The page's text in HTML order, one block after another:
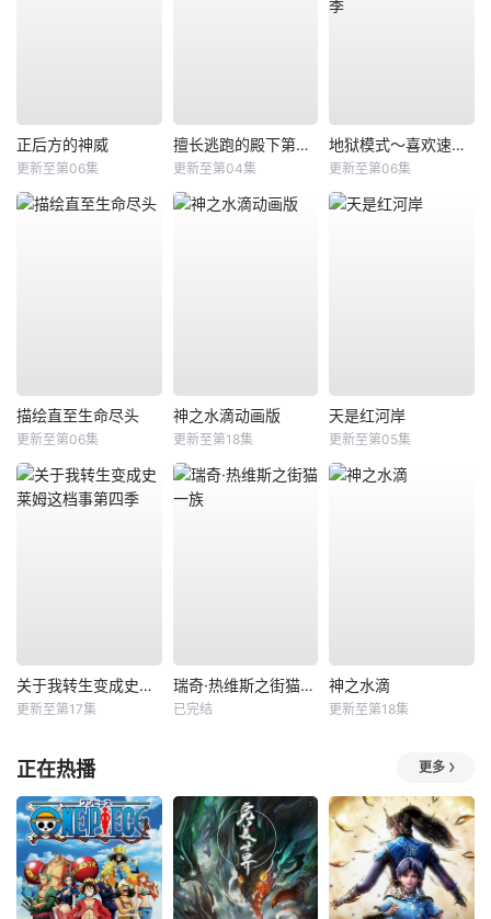
正后方的神威
更新至第06集
擅长逃跑的殿下第二季
更新至第04集
地狱模式～喜欢速通游戏的玩家在废设定异世界无双～第2季
更新至第06集
描绘直至生命尽头
更新至第06集
神之水滴动画版
更新至第18集
天是红河岸
更新至第05集
关于我转生变成史莱姆这档事第四季
更新至第17集
瑞奇·热维斯之街猫一族
已完结
神之水滴
更新至第18集
正在热播 更多